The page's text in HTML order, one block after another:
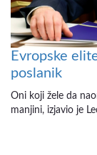
Evropske
poslanik
Oni koji žele da
manjini, izjavio je